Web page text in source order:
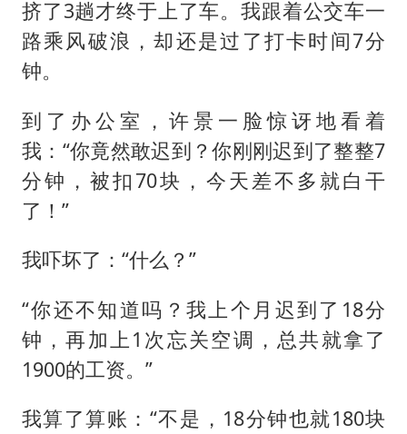
挤了3趟才终于上了车。我跟着公交车一
路乘风破浪，却还是过了打卡时间7分
钟。
到了办公室，许景一脸惊讶地看着
我：“你竟然敢迟到？你刚刚迟到了整整7
分钟，被扣70块，今天差不多就白干
了！”
我吓坏了：“什么？”
“你还不知道吗？我上个月迟到了18分
钟，再加上1次忘关空调，总共就拿了
1900的工资。”
我算了算账：“不是，18分钟也就180块